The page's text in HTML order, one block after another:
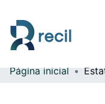
Comunidades &
Página inicial